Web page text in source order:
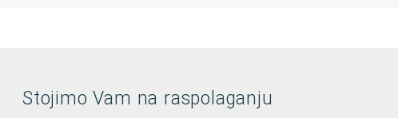
Stojimo Vam na raspolaganju